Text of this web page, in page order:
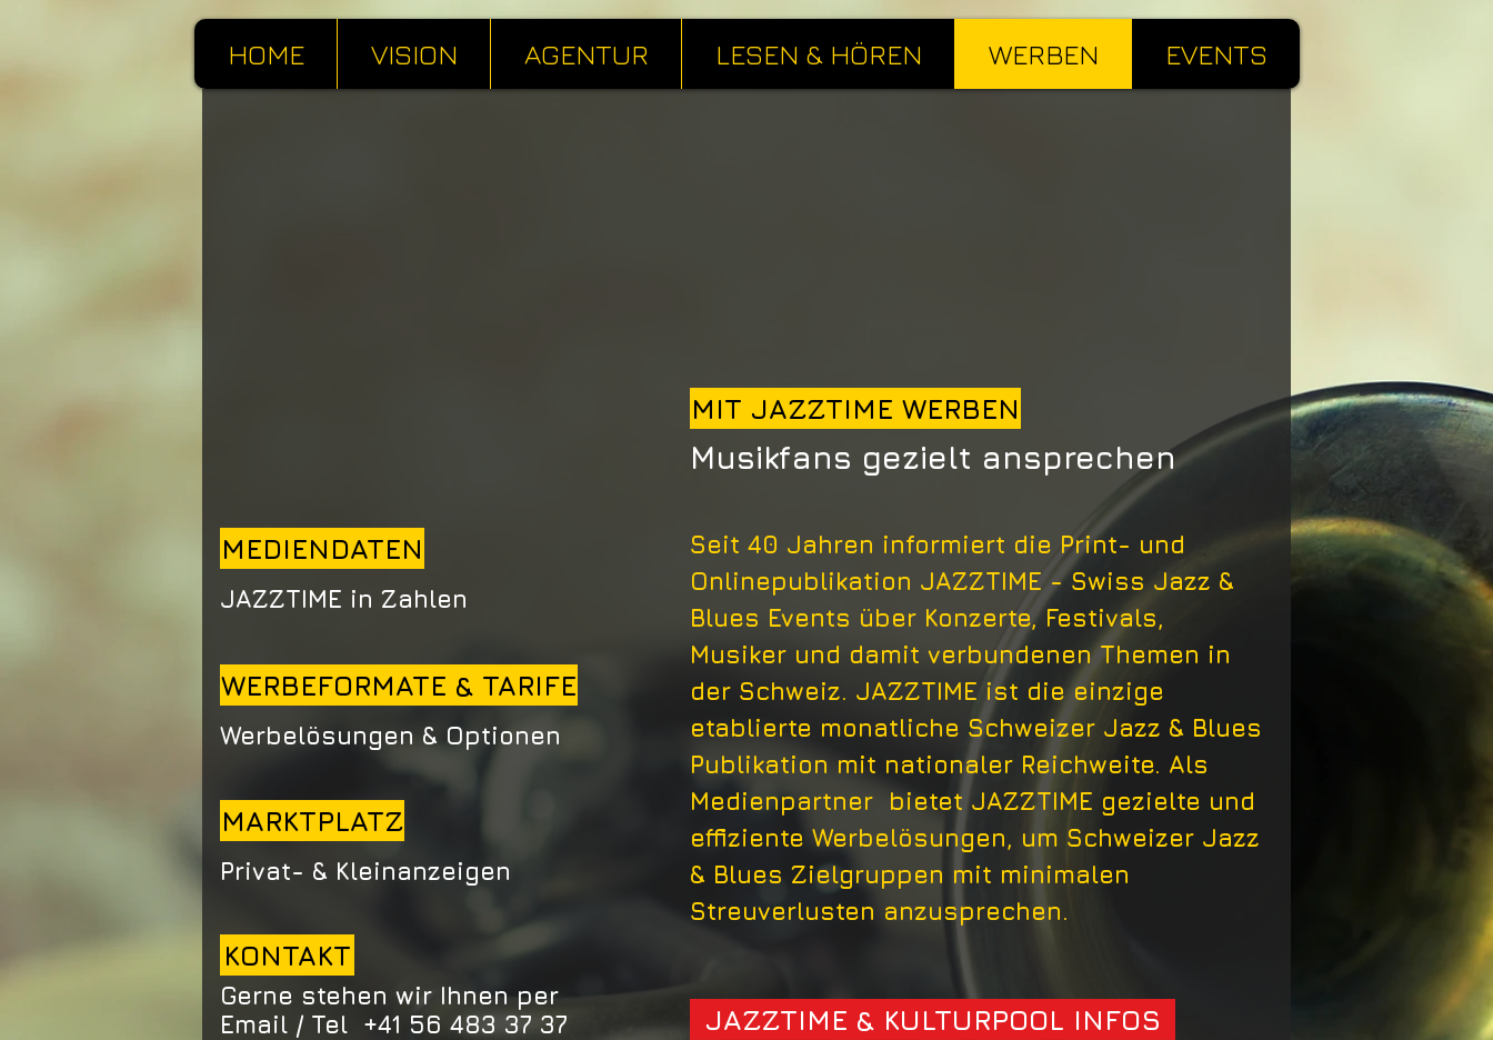
HOME VISION AGENTUR LESEN & HÖREN WERBEN EVENTS
Musikfans gezielt ansprechen
MIT JAZZTIME WERBEN
JAZZTIME in Zahlen
MEDIENDATEN
WERBEFORMATE & TARIFE
Werbelösungen & Optionen
MARKTPLATZ
Privat- & Kleinanzeigen
KONTAKT
Gerne stehen wir Ihnen per
Email / Tel +41 56 483 37 37
Seit 40 Jahren informiert die Print- und
Onlinepublikation JAZZTIME - Swiss Jazz &
Blues Events über Konzerte, Festivals,
Musiker und damit verbundenen Themen in
der Schweiz. JAZZTIME ist die einzige
etablierte monatliche Schweizer Jazz & Blues
Publikation mit nationaler Reichweite. Als
Medienpartner bietet JAZZTIME gezielte und
effiziente Werbelösungen, um Schweizer Jazz
& Blues Zielgruppen mit minimalen
Streuverlusten anzusprechen.
JAZZTIME & KULTURPOOL INFOS